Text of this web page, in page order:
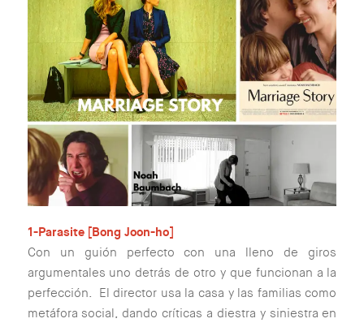
1-Parasite [Bong Joon-ho]
Con un guión perfecto con una lleno de giros
argumentales uno detrás de otro y que funcionan a la
perfección. El director usa la casa y las familias como
metáfora social, dando críticas a diestra y siniestra en